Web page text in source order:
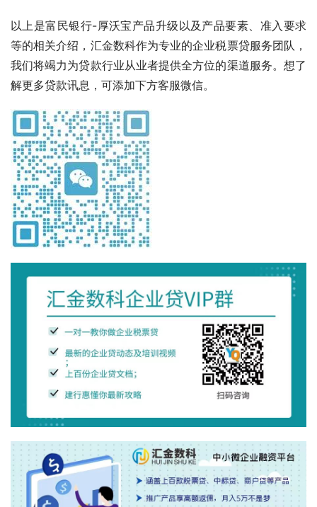
以上是富民银行-厚沃宝产品升级以及产品要素、准入要求
等的相关介绍，汇金数科作为专业的企业税票贷服务团队，
我们将竭力为贷款行业从业者提供全方位的渠道服务。想了
解更多贷款讯息，可添加下方客服微信。